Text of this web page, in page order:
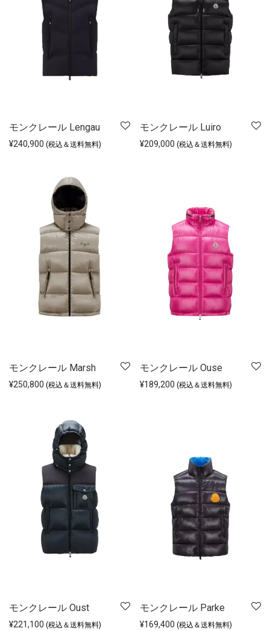
モンクレール Lengau
¥240,900 (税込＆送料無料)
モンクレール Luiro
¥209,000 (税込＆送料無料)
モンクレール Marsh
¥250,800 (税込＆送料無料)
モンクレール Ouse
¥189,200 (税込＆送料無料)
モンクレール Oust
¥221,100 (税込＆送料無料)
モンクレール Parke
¥169,400 (税込＆送料無料)